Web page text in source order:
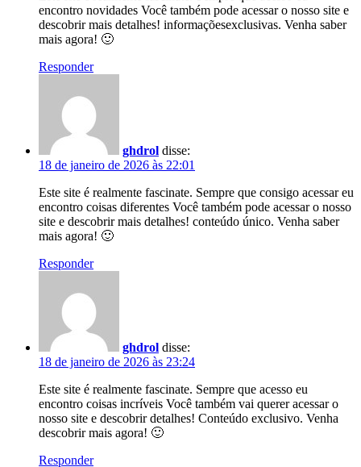
encontro novidades Você também pode acessar o nosso site e
descobrir mais detalhes! informaçõesexclusivas. Venha saber
mais agora! 🙂
Responder
ghdrol disse:
18 de janeiro de 2026 às 22:01
Este site é realmente fascinate. Sempre que consigo acessar eu
encontro coisas diferentes Você também pode acessar o nosso
site e descobrir mais detalhes! conteúdo único. Venha saber
mais agora! 🙂
Responder
ghdrol disse:
18 de janeiro de 2026 às 23:24
Este site é realmente fascinate. Sempre que acesso eu
encontro coisas incríveis Você também vai querer acessar o
nosso site e descobrir detalhes! Conteúdo exclusivo. Venha
descobrir mais agora! 🙂
Responder